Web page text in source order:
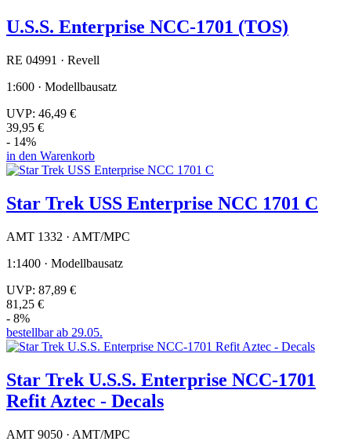
U.S.S. Enterprise NCC-1701 (TOS)
RE 04991 · Revell
1:600 · Modellbausatz
UVP: 46,49 €
39,95 €
- 14%
in den Warenkorb
Star Trek USS Enterprise NCC 1701 C
AMT 1332 · AMT/MPC
1:1400 · Modellbausatz
UVP: 87,89 €
81,25 €
- 8%
bestellbar ab 29.05.
Star Trek U.S.S. Enterprise NCC-1701
Refit Aztec - Decals
AMT 9050 · AMT/MPC